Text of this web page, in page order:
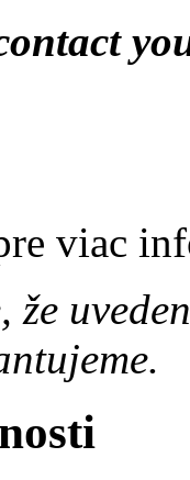
viac
že